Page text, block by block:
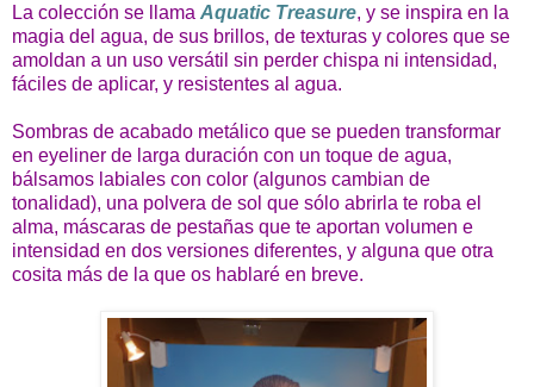
La colección se llama Aquatic Treasure, y se inspira en la
magia del agua, de sus brillos, de texturas y colores que se
amoldan a un uso versátil sin perder chispa ni intensidad,
fáciles de aplicar, y resistentes al agua.
Sombras de acabado metálico que se pueden transformar
en eyeliner de larga duración con un toque de agua,
bálsamos labiales con color (algunos cambian de
tonalidad), una polvera de sol que sólo abrirla te roba el
alma, máscaras de pestañas que te aportan volumen e
intensidad en dos versiones diferentes, y alguna que otra
cosita más de la que os hablaré en breve.